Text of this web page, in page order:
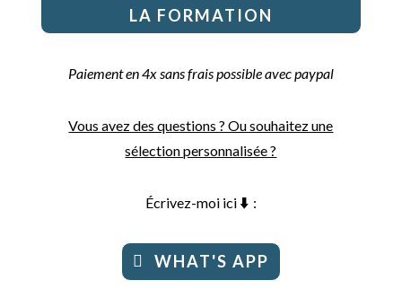
LA FORMATION
Paiement en 4x sans frais possible avec paypal
Vous avez des questions ? Ou souhaitez une
sélection personnalisée ?
Écrivez-moi ici ⬇️ :
WHAT'S APP